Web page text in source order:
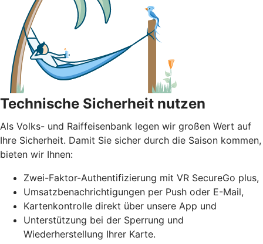
Technische Sicherheit nutzen
Als Volks- und Raiffeisenbank legen wir großen Wert auf
Ihre Sicherheit. Damit Sie sicher durch die Saison kommen,
bieten wir Ihnen:
Zwei-Faktor-Authentifizierung mit VR SecureGo plus,
Umsatzbenachrichtigungen per Push oder E-Mail,
Kartenkontrolle direkt über unsere App und
Unterstützung bei der Sperrung und
Wiederherstellung Ihrer Karte.